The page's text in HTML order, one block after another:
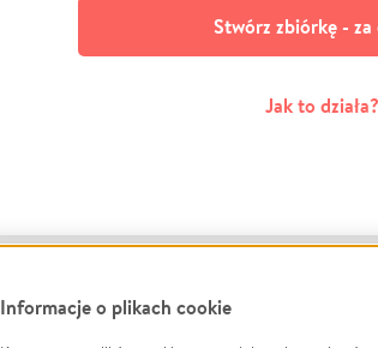
Stwórz zbiórkę - za
Jak to działa?
Informacje o plikach cookie